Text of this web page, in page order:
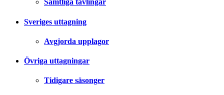
Samtliga tävlingar
Sveriges uttagning
Avgjorda upplagor
Övriga uttagningar
Tidigare säsonger